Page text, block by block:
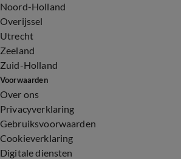
Noord-Holland
Overijssel
Utrecht
Zeeland
Zuid-Holland
Voorwaarden
Over ons
Privacyverklaring
Gebruiksvoorwaarden
Cookieverklaring
Digitale diensten